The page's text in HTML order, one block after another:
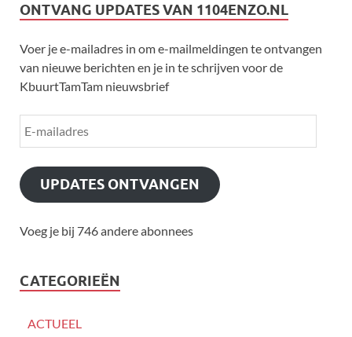
ONTVANG UPDATES VAN 1104ENZO.NL
Voer je e-mailadres in om e-mailmeldingen te ontvangen
van nieuwe berichten en je in te schrijven voor de
KbuurtTamTam nieuwsbrief
UPDATES ONTVANGEN
Voeg je bij 746 andere abonnees
CATEGORIEËN
ACTUEEL